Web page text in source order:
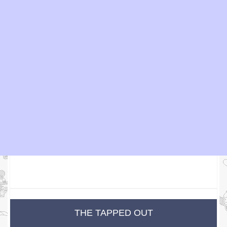
THE TAPPED OUT